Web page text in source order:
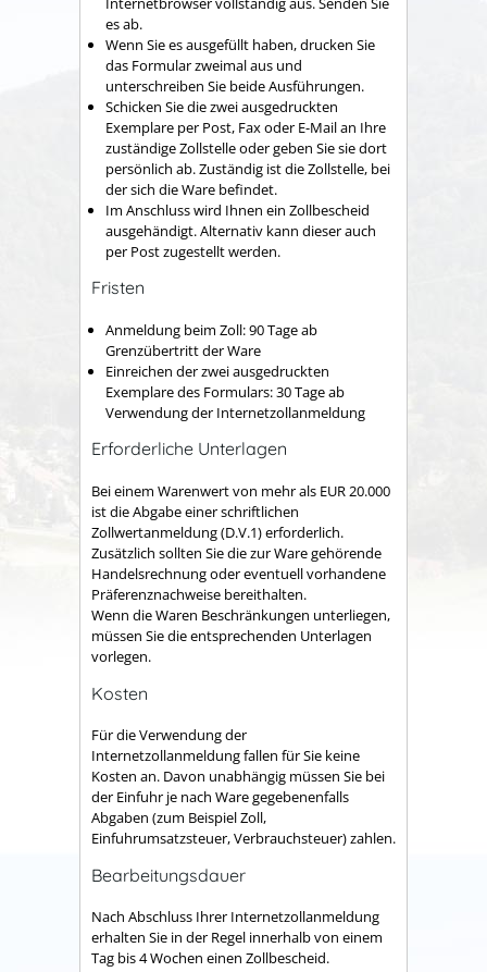
es ab.
Wenn Sie es ausgefüllt haben, drucken Sie
das Formular zweimal aus und
unterschreiben Sie beide Ausführungen.
Schicken Sie die zwei ausgedruckten
Exemplare per Post, Fax oder E-Mail an Ihre
zuständige Zollstelle oder geben Sie sie dort
persönlich ab. Zuständig ist die Zollstelle, bei
der sich die Ware befindet.
Im Anschluss wird Ihnen ein Zollbescheid
ausgehändigt. Alternativ kann dieser auch
per Post zugestellt werden.
Fristen
Anmeldung beim Zoll: 90 Tage ab
Grenzübertritt der Ware
Einreichen der zwei ausgedruckten
Exemplare des Formulars: 30 Tage ab
Verwendung der Internetzollanmeldung
Erforderliche Unterlagen
Bei einem Warenwert von mehr als EUR 20.000
ist die Abgabe einer schriftlichen
Zollwertanmeldung (D.V.1) erforderlich.
Zusätzlich sollten Sie die zur Ware gehörende
Handelsrechnung oder eventuell vorhandene
Präferenznachweise bereithalten.
Wenn die Waren Beschränkungen unterliegen,
müssen Sie die entsprechenden Unterlagen
vorlegen.
Kosten
Für die Verwendung der
Internetzollanmeldung fallen für Sie keine
Kosten an. Davon unabhängig müssen Sie bei
der Einfuhr je nach Ware gegebenenfalls
Abgaben (zum Beispiel Zoll,
Einfuhrumsatzsteuer, Verbrauchsteuer) zahlen.
Bearbeitungsdauer
Nach Abschluss Ihrer Internetzollanmeldung
erhalten Sie in der Regel innerhalb von einem
Tag bis 4 Wochen einen Zollbescheid.